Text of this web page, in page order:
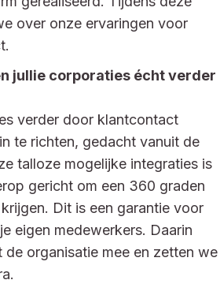
over onze ervaringen voor
jullie corporaties écht verder
verder door klantcontact
te richten, gedacht vanuit de
talloze mogelijke integraties is
gericht om een 360 graden
Dit is een garantie voor
eigen medewerkers. Daarin
de organisatie mee en zetten we